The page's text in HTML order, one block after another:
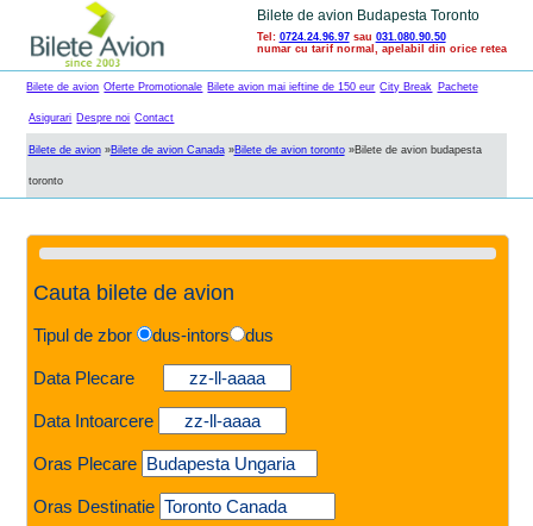
Bilete de avion Budapesta Toronto
Tel: 0724.24.96.97sau 031.080.90.50
numar cu tarif normal, apelabil din orice retea
Bilete de avion Oferte Promotionale Bilete avion mai ieftine de 150 eur City Break Pachete
Asigurari Despre noi Contact
Bilete de avion»Bilete de avion Canada»Bilete de avion toronto»Bilete de avion budapesta
toronto
Cauta bilete de avion
Tipul de zbor dus-intors dus
Data Plecare
Data Intoarcere
Oras Plecare
Oras Destinatie